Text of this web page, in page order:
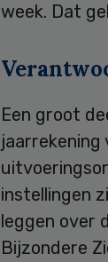
week. Dat
Een groot
jaarrekening
instellingen
leggen over
Bijzondere